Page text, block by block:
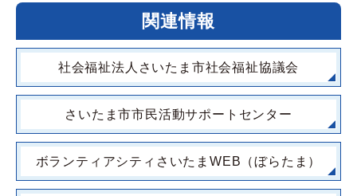
関連情報
社会福祉法人さいたま市社会福祉協議会
さいたま市市民活動サポートセンター
ボランティアシティさいたまWEB（ぼらたま）